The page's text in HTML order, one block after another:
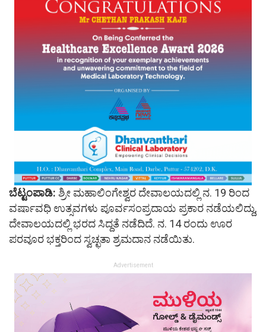
ಬೆಟ್ಟಂಪಾಡಿ: ಶ್ರೀ ಮಹಾಲಿಂಗೇಶ್ವರ ದೇವಾಲಯದಲ್ಲಿ ನ.‌ 19 ರಿಂದ
ವರ್ಷಾವಧಿ ಉತ್ಸವಗಳು ಪೂರ್ವಸಂಪ್ರದಾಯ ಪ್ರಕಾರ ನಡೆಯಲಿದ್ದು,
ದೇವಾಲಯದಲ್ಲಿ ಭರದ ಸಿದ್ದತೆ ನಡೆದಿದೆ. ನ. 14 ರಂದು ಊರ
ಪರವೂರ ಭಕ್ತರಿಂದ ಸ್ವಚ್ಛತಾ ಶ್ರಮದಾನ ನಡೆಯಿತು.
Advertisement